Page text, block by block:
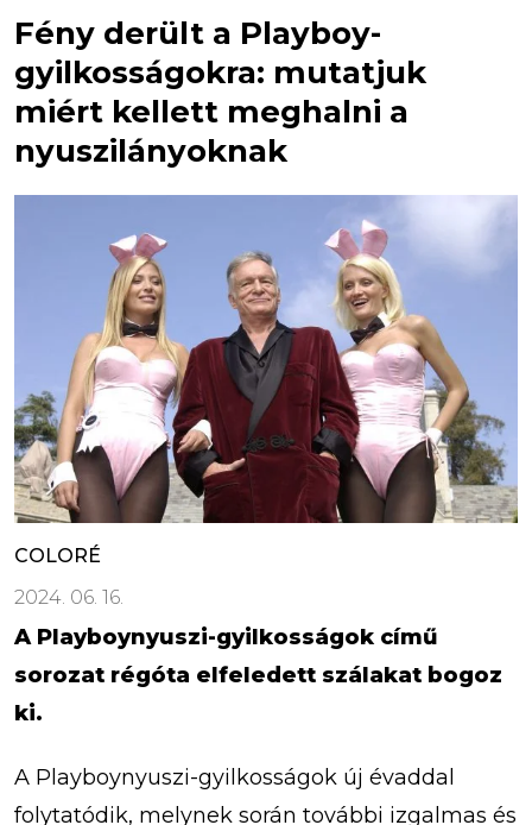
Fény derült a Playboy-
gyilkosságokra: mutatjuk
miért kellett meghalni a
nyuszilányoknak
COLORÉ
2024. 06. 16.
A Playboynyuszi-gyilkosságok című
sorozat régóta elfeledett szálakat bogoz
ki.
A Playboynyuszi-gyilkosságok új évaddal
folytatódik, melynek során további izgalmas és